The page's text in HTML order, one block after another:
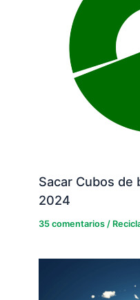
Sacar Cubos de
2024
35 comentarios /